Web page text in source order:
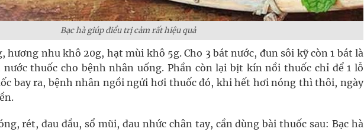
Bạc hà giúp điều trị cảm rất hiệu quả
hương nhu khô 20g, hạt mùi khô 5g. Cho 3 bát nước, đun sôi kỹ còn 1 bát là
nước thuốc cho bệnh nhân uống. Phần còn lại bịt kín nồi thuốc chỉ để 1 lỗ
bay ra, bệnh nhân ngồi ngửi hơi thuốc đó, khi hết hơi nóng thì thôi, ngày
rét, đau đầu, sổ mũi, đau nhức chân tay, cần dùng bài thuốc sau: Bạc hà